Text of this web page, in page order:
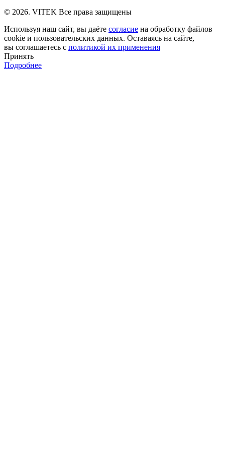
© 2026. VITEK Все права защищены
Используя наш сайт, вы даёте согласие на обработку файлов
cookie и пользовательских данных. Оставаясь на сайте,
вы соглашаетесь с политикой их применения
Принять
Подробнее